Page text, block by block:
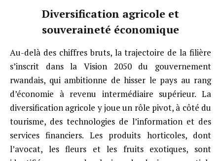
Diversification agricole et
souveraineté économique
Au-delà des chiffres bruts, la trajectoire de la filière
s’inscrit dans la Vision 2050 du gouvernement
rwandais, qui ambitionne de hisser le pays au rang
d’économie à revenu intermédiaire supérieur. La
diversification agricole y joue un rôle pivot, à côté du
tourisme, des technologies de l’information et des
services financiers. Les produits horticoles, dont
l’avocat, les fleurs et les fruits exotiques, sont